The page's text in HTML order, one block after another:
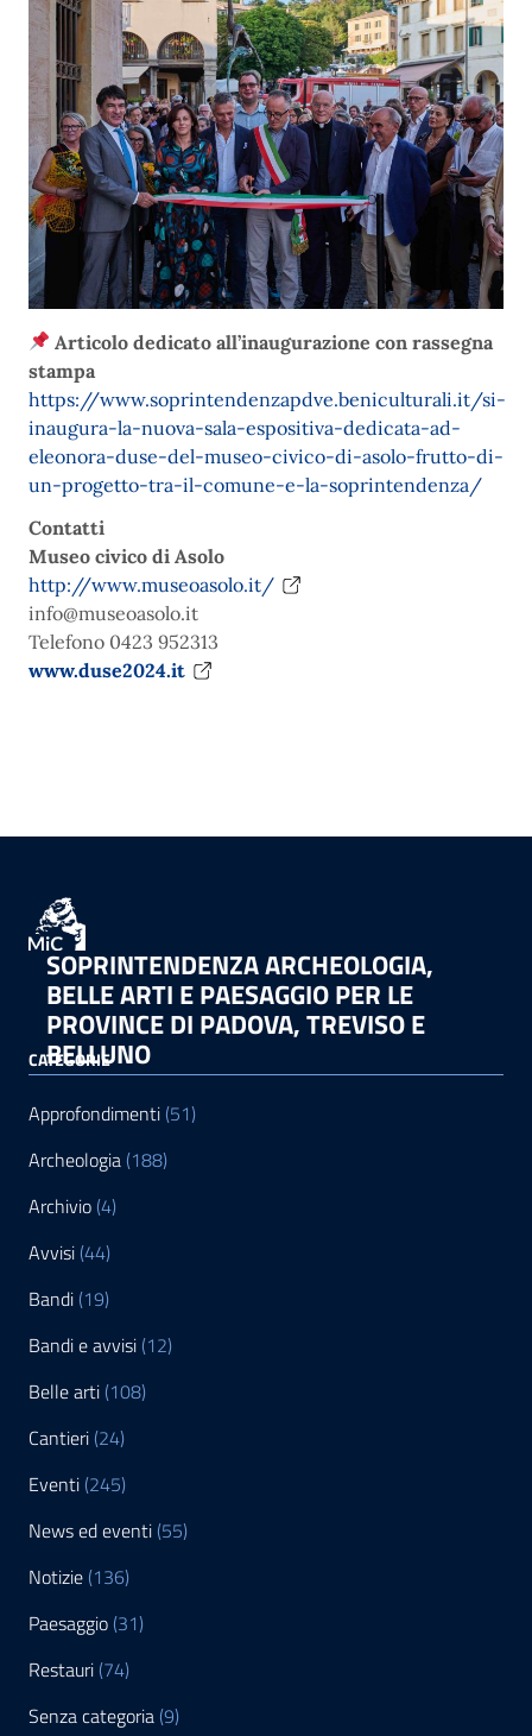
Articolo dedicato all’inaugurazione con rassegna
stampa
https://www.soprintendenzapdve.beniculturali.it/si-
inaugura-la-nuova-sala-espositiva-dedicata-ad-
eleonora-duse-del-museo-civico-di-asolo-frutto-di-
un-progetto-tra-il-comune-e-la-soprintendenza/
Contatti
Museo civico di Asolo
http://www.museoasolo.it/
info@museoasolo.it
Telefono 0423 952313
www.duse2024.it
SOPRINTENDENZA ARCHEOLOGIA,
BELLE ARTI E PAESAGGIO PER LE
PROVINCE DI PADOVA, TREVISO E
BELLUNO
CATEGORIE
Approfondimenti (51)
Archeologia (188)
Archivio (4)
Avvisi (44)
Bandi (19)
Bandi e avvisi (12)
Belle arti (108)
Cantieri (24)
Eventi (245)
News ed eventi (55)
Notizie (136)
Paesaggio (31)
Restauri (74)
Senza categoria (9)